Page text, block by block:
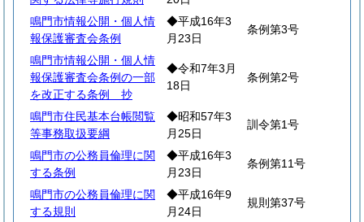
鳴門市情報公開・個人情
報保護審査会条例
◆平成16年3
月23日
条例第3号
鳴門市情報公開・個人情
報保護審査会条例の一部
を改正する条例 抄
◆令和7年3月
18日
条例第2号
鳴門市住民基本台帳閲覧
等事務取扱要綱
◆昭和57年3
月25日
訓令第1号
鳴門市の公務員倫理に関
する条例
◆平成16年3
月23日
条例第11号
鳴門市の公務員倫理に関
する規則
◆平成16年9
月24日
規則第37号